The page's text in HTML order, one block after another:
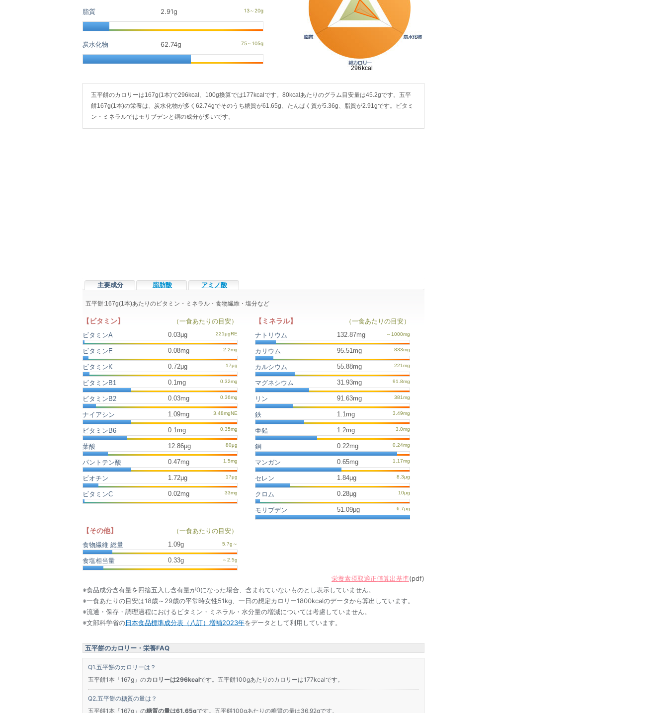
脂質 2.91g
炭水化物 62.74g
五平餅のカロリーは167g(1本)で296kcal、100g換算では177kcalです。80kcalあたりのグラム目安量は45.2gです。五平
餅167g(1本)の栄養は、炭水化物が多く62.74gでそのうち糖質が61.65g、たんぱく質が5.36g、脂質が2.91gです。ビタミ
ン・ミネラルではモリブデンと銅の成分が多いです。
主要成分 脂肪酸 アミノ酸
五平餅:167g(1本)あたりのビタミン・ミネラル・食物繊維・塩分など
【ビタミン】
（一食あたりの目安）
ビタミンA
0.03μg
ビタミンE 0.08mg
ビタミンK 0.72μg
ビタミンB1 0.1mg
ビタミンB2 0.03mg
ナイアシン 1.09mg
ビタミンB6 0.1mg
葉酸 12.86μg
パントテン酸 0.47mg
ビオチン 1.72μg
ビタミンC 0.02mg
【ミネラル】
（一食あたりの目安）
ナトリウム
132.87mg
カリウム 95.51mg
カルシウム 55.88mg
マグネシウム 31.93mg
リン 91.63mg
鉄 1.1mg
亜鉛 1.2mg
銅 0.22mg
マンガン 0.65mg
セレン 1.84μg
クロム 0.28μg
モリブデン 51.09μg
【その他】
（一食あたりの目安）
食物繊維 総量
1.09g
食塩相当量 0.33g
栄養素摂取適正値算出基準(pdf)
※食品成分含有量を四捨五入し含有量が0になった場合、含まれていないものとし表示していません。
※一食あたりの目安は18歳～29歳の平常時女性51kg、一日の想定カロリー1800kcalのデータから算出しています。
※流通・保存・調理過程におけるビタミン・ミネラル・水分量の増減については考慮していません。
※文部科学省の日本食品標準成分表（八訂）増補2023年をデータとして利用しています。
五平餅のカロリー・栄養FAQ
五平餅のカロリーは？
五平餅1本「167g」のカロリーは296kcalです。五平餅100gあたりのカロリーは177kcalです。
五平餅の糖質の量は？
五平餅1本「167g」の糖質の量は61.65gです。五平餅100gあたりの糖質の量は36.92gです。